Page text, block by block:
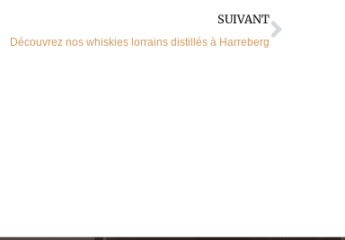
SUIVANT
Découvrez nos whiskies lorrains distillés à Harreberg